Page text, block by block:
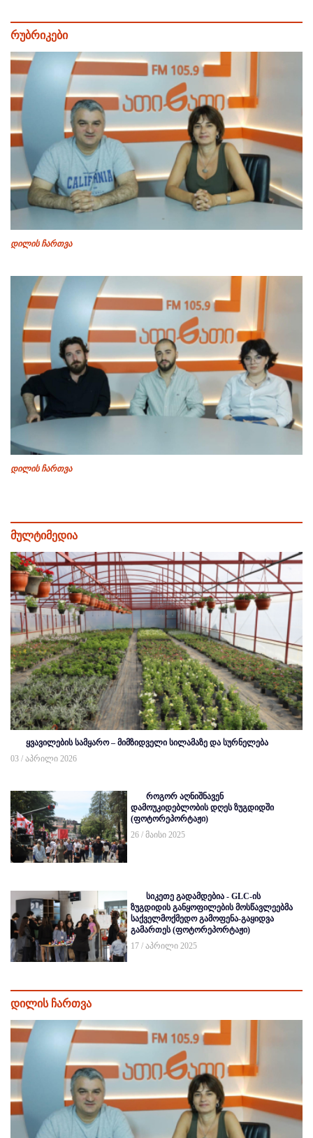
რუბრიკები
დილის ჩართვა
დილის ჩართვა
მულტიმედია
ყვავილების სამყარო – მიმზიდველი სილამაზე და სურნელება
03 / აპრილი 2026
როგორ აღნიშნავენ
დამოუკიდებლობის დღეს ზუგდიდში
(ფოტორეპორტაჟი)
26 / მაისი 2025
სიკეთე გადამდებია - GLC-ის
ზუგდიდის განყოფილების მოსწავლეებმა
საქველმოქმედო გამოფენა-გაყიდვა
გამართეს (ფოტორეპორტაჟი)
17 / აპრილი 2025
დილის ჩართვა